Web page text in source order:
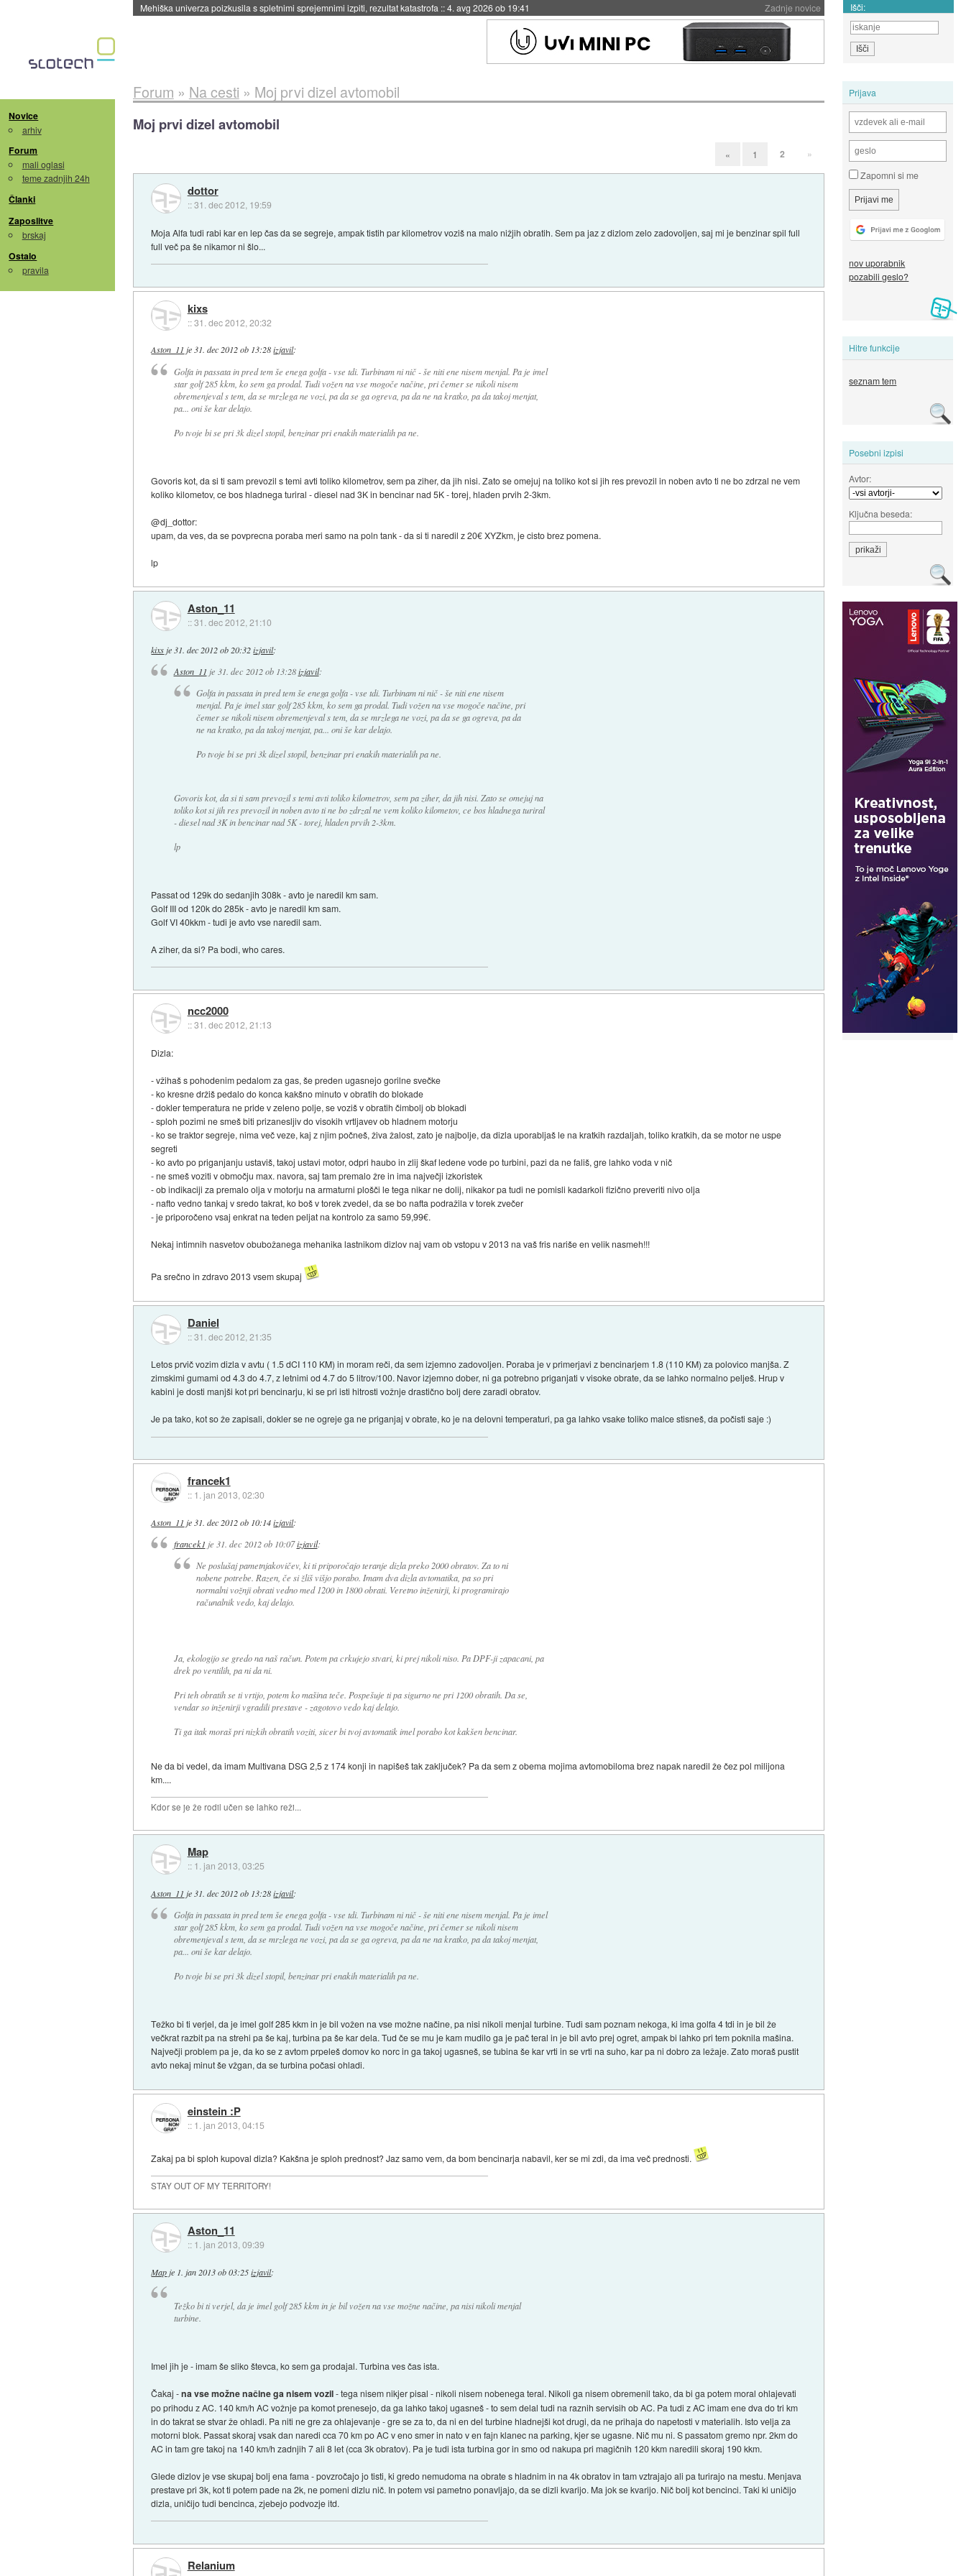
Zadnje novice
Mehiška univerza poizkusila s spletnimi sprejemnimi izpiti, rezultat katastrofa ::4. avg 2026 ob 19:41 Išči:
Novice
arhiv
Forum
mali oglasi
teme zadnjih 24h
Članki
Zaposlitve
brskaj
Ostalo
pravila
Prijava
Zapomni si me
nov uporabnik
pozabili geslo?
Hitre funkcije
seznam tem
Posebni izpisi
Avtor:
Ključna beseda:
Forum » Na cesti » Moj prvi dizel avtomobil
Moj prvi dizel avtomobil
« 1 2 »
dottor
::31. dec 2012, 19:59
Moja Alfa tudi rabi kar en lep čas da se segreje, ampak tistih par kilometrov voziš na malo nižjih obratih. Sem pa jaz z dizlom zelo zadovoljen, saj mi je benzinar spil full
full več pa še nikamor ni šlo...
kixs
::31. dec 2012, 20:32
Aston_11 je31. dec 2012 ob 13:28 izjavil:
Golfa in passata in pred tem še enega golfa - vse tdi. Turbinam ni nič - še niti ene nisem menjal. Pa je imel
star golf 285 kkm, ko sem ga prodal. Tudi vožen na vse mogoče načine, pri čemer se nikoli nisem
obremenjeval s tem, da se mrzlega ne vozi, pa da se ga ogreva, pa da ne na kratko, pa da takoj menjat,
pa... oni še kar delajo.
Po tvoje bi se pri 3k dizel stopil, benzinar pri enakih materialih pa ne.
Govoris kot, da si ti sam prevozil s temi avti toliko kilometrov, sem pa ziher, da jih nisi. Zato se omejuj na toliko kot si jih res prevozil in noben avto ti ne bo zdrzal ne vem
koliko kilometov, ce bos hladnega turiral - diesel nad 3K in bencinar nad 5K - torej, hladen prvih 2-3km.
@dj_dottor:
upam, da ves, da se povprecna poraba meri samo na poln tank - da si ti naredil z 20€ XYZkm, je cisto brez pomena.
lp
Aston_11
::31. dec 2012, 21:10
kixs je 31. dec 2012 ob 20:32 izjavil:
Aston_11 je 31. dec 2012 ob 13:28 izjavil:
Golfa in passata in pred tem še enega golfa - vse tdi. Turbinam ni nič - še niti ene nisem
menjal. Pa je imel star golf 285 kkm, ko sem ga prodal. Tudi vožen na vse mogoče načine, pri
čemer se nikoli nisem obremenjeval s tem, da se mrzlega ne vozi, pa da se ga ogreva, pa da
ne na kratko, pa da takoj menjat, pa... oni še kar delajo.
Po tvoje bi se pri 3k dizel stopil, benzinar pri enakih materialih pa ne.
Govoris kot, da si ti sam prevozil s temi avti toliko kilometrov, sem pa ziher, da jih nisi. Zato se omejuj na
toliko kot si jih res prevozil in noben avto ti ne bo zdrzal ne vem koliko kilometov, ce bos hladnega turiral
- diesel nad 3K in bencinar nad 5K - torej, hladen prvih 2-3km.
lp
Passat od 129k do sedanjih 308k - avto je naredil km sam.
Golf III od 120k do 285k - avto je naredil km sam.
Golf VI 40kkm - tudi je avto vse naredil sam.
A ziher, da si? Pa bodi, who cares.
ncc2000
::31. dec 2012, 21:13
Dizla:
- vžihaš s pohodenim pedalom za gas, še preden ugasnejo gorilne svečke
- ko kresne držiš pedalo do konca kakšno minuto v obratih do blokade
- dokler temperatura ne pride v zeleno polje, se voziš v obratih čimbolj ob blokadi
- sploh pozimi ne smeš biti prizanesljiv do visokih vrtljavev ob hladnem motorju
- ko se traktor segreje, nima več veze, kaj z njim počneš, živa žalost, zato je najbolje, da dizla uporabljaš le na kratkih razdaljah, toliko kratkih, da se motor ne uspe
segreti
- ko avto po priganjanju ustaviš, takoj ustavi motor, odpri haubo in zlij škaf ledene vode po turbini, pazi da ne fališ, gre lahko voda v nič
- ne smeš voziti v območju max. navora, saj tam premalo žre in ima največji izkoristek
- ob indikaciji za premalo olja v motorju na armaturni plošči le tega nikar ne dolij, nikakor pa tudi ne pomisli kadarkoli fizično preveriti nivo olja
- nafto vedno tankaj v sredo takrat, ko boš v torek zvedel, da se bo nafta podražila v torek zvečer
- je priporočeno vsaj enkrat na teden peljat na kontrolo za samo 59,99€.
Nekaj intimnih nasvetov obubožanega mehanika lastnikom dizlov naj vam ob vstopu v 2013 na vaš fris nariše en velik nasmeh!!!
Pa srečno in zdravo 2013 vsem skupaj
Daniel
::31. dec 2012, 21:35
Letos prvič vozim dizla v avtu ( 1.5 dCI 110 KM) in moram reči, da sem izjemno zadovoljen. Poraba je v primerjavi z bencinarjem 1.8 (110 KM) za polovico manjša. Z
zimskimi gumami od 4.3 do 4.7, z letnimi od 4.7 do 5 litrov/100. Navor izjemno dober, ni ga potrebno priganjati v visoke obrate, da se lahko normalno pelješ. Hrup v
kabini je dosti manjši kot pri bencinarju, ki se pri isti hitrosti vožnje drastično bolj dere zaradi obratov.
Je pa tako, kot so že zapisali, dokler se ne ogreje ga ne priganjaj v obrate, ko je na delovni temperaturi, pa ga lahko vsake toliko malce stisneš, da počisti saje :)
francek1
:: 1. jan 2013, 02:30
Aston_11 je 31. dec 2012 ob 10:14 izjavil:
francek1 je 31. dec 2012 ob 10:07 izjavil:
Ne poslušaj pametnjakovičev, ki ti priporočajo teranje dizla preko 2000 obratov. Za to ni
nobene potrebe. Razen, če si žliš višjo porabo. Imam dva dizla avtomatika, pa so pri
normalni vožnji obrati vedno med 1200 in 1800 obrati. Veretno inženirji, ki programirajo
računalnik vedo, kaj delajo.
Ja, ekologijo se gredo na naš račun. Potem pa crkujejo stvari, ki prej nikoli niso. Pa DPF-ji zapacani, pa
drek po ventilih, pa ni da ni.
Pri teh obratih se ti vrtijo, potem ko mašina teče. Pospešuje ti pa sigurno ne pri 1200 obratih. Da se,
vendar so inženirji vgradili prestave - zagotovo vedo kaj delajo.
Ti ga itak moraš pri nizkih obratih voziti, sicer bi tvoj avtomatik imel porabo kot kakšen bencinar.
Ne da bi vedel, da imam Multivana DSG 2,5 z 174 konji in napišeš tak zaključek? Pa da sem z obema mojima avtomobiloma brez napak naredil že čez pol milijona
km....
Kdor se je že rodil učen se lahko reži...
Map
:: 1. jan 2013, 03:25
Aston_11 je 31. dec 2012 ob 13:28 izjavil:
Golfa in passata in pred tem še enega golfa - vse tdi. Turbinam ni nič - še niti ene nisem menjal. Pa je imel
star golf 285 kkm, ko sem ga prodal. Tudi vožen na vse mogoče načine, pri čemer se nikoli nisem
obremenjeval s tem, da se mrzlega ne vozi, pa da se ga ogreva, pa da ne na kratko, pa da takoj menjat,
pa... oni še kar delajo.
Po tvoje bi se pri 3k dizel stopil, benzinar pri enakih materialih pa ne.
Težko bi ti verjel, da je imel golf 285 kkm in je bil vožen na vse možne načine, pa nisi nikoli menjal turbine. Tudi sam poznam nekoga, ki ima golfa 4 tdi in je bil že
večkrat razbit pa na strehi pa še kaj, turbina pa še kar dela. Tud če se mu je kam mudilo ga je pač teral in je bil avto prej ogret, ampak bi lahko pri tem poknila mašina.
Največji problem pa je, da ko se z avtom prpeleš domov ko norc in ga takoj ugasneš, se tubina še kar vrti in se vrti na suho, kar pa ni dobro za ležaje. Zato moraš pustit
avto nekaj minut še vžgan, da se turbina počasi ohladi.
einstein :P
:: 1. jan 2013, 04:15
Zakaj pa bi sploh kupoval dizla? Kakšna je sploh prednost? Jaz samo vem, da bom bencinarja nabavil, ker se mi zdi, da ima več prednosti.
STAY OUT OF MY TERRITORY!
Aston_11
:: 1. jan 2013, 09:39
Map je 1. jan 2013 ob 03:25 izjavil:
Težko bi ti verjel, da je imel golf 285 kkm in je bil vožen na vse možne načine, pa nisi nikoli menjal
turbine.
Imel jih je - imam še sliko števca, ko sem ga prodajal. Turbina ves čas ista.
Čakaj -na vse možne načine ga nisem vozil- tega nisem nikjer pisal - nikoli nisem nobenega teral. Nikoli ga nisem obremenil tako, da bi ga potem moral ohlajevati
po prihodu z AC. 140 km/h AC vožnje pa komot prenesejo, da ga lahko takoj ugasneš - to sem delal tudi na raznih servisih ob AC. Pa tudi z AC imam ene dva do tri km
in do takrat se stvar že ohladi. Pa niti ne gre za ohlajevanje - gre se za to, da ni en del turbine hladnejši kot drugi, da ne prihaja do napetosti v materialih. Isto velja za
motorni blok. Passat skoraj vsak dan naredi cca 70 km po AC v eno smer in nato v en fajn klanec na parking, kjer se ugasne. Nič mu ni. S passatom gremo npr. 2km do
AC in tam gre takoj na 140 km/h zadnjih 7 ali 8 let (cca 3k obratov). Pa je tudi ista turbina gor in smo od nakupa pri magičnih 120 kkm naredili skoraj 190 kkm.
Glede dizlov je vse skupaj bolj ena fama - povzročajo jo tisti, ki gredo nemudoma na obrate s hladnim in na 4k obratov in tam vztrajajo ali pa turirajo na mestu. Menjava
prestave pri 3k, kot ti potem pade na 2k, ne pomeni dizlu nič. In potem vsi pametno ponavljajo, da se dizli kvarijo. Ma jok se kvarijo. Nič bolj kot bencinci. Taki ki uničijo
dizla, uničijo tudi bencinca, zjebejo podvozje itd.
Relanium